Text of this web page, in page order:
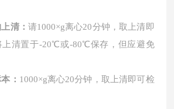
清： 请1000×g离心20分钟，取上清即
上清置于-20℃或-80℃保存，但应避免
： 1000×g离心20分钟，取上清即可检